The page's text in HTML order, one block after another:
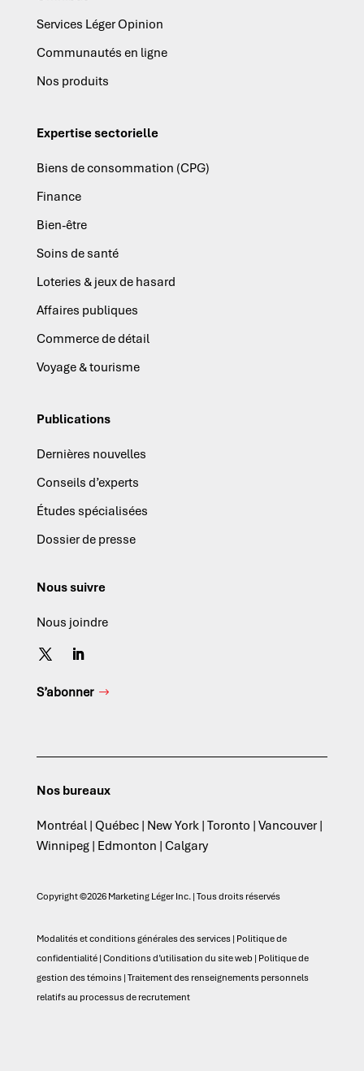
Services Léger Opinion
Communautés en ligne
Nos produits
Expertise sectorielle
Biens de consommation (CPG)
Finance
Bien-être
Soins de santé
Loteries & jeux de hasard
Affaires publiques
Commerce de détail
Voyage & tourisme
Publications
Dernières nouvelles
Conseils d’experts
Études spécialisées
Dossier de presse
Nous suivre
Nous joindre
S’abonner
Nos bureaux
Montréal | Québec | New York | Toronto | Vancouver |
Winnipeg | Edmonton | Calgary
Copyright ©2026 Marketing Léger Inc. | Tous droits réservés
Modalités et conditions générales des services| Politique de
confidentialité| Conditions d’utilisation du site web | Politique de
gestion des témoins| Traitement des renseignements personnels
relatifs au processus de recrutement